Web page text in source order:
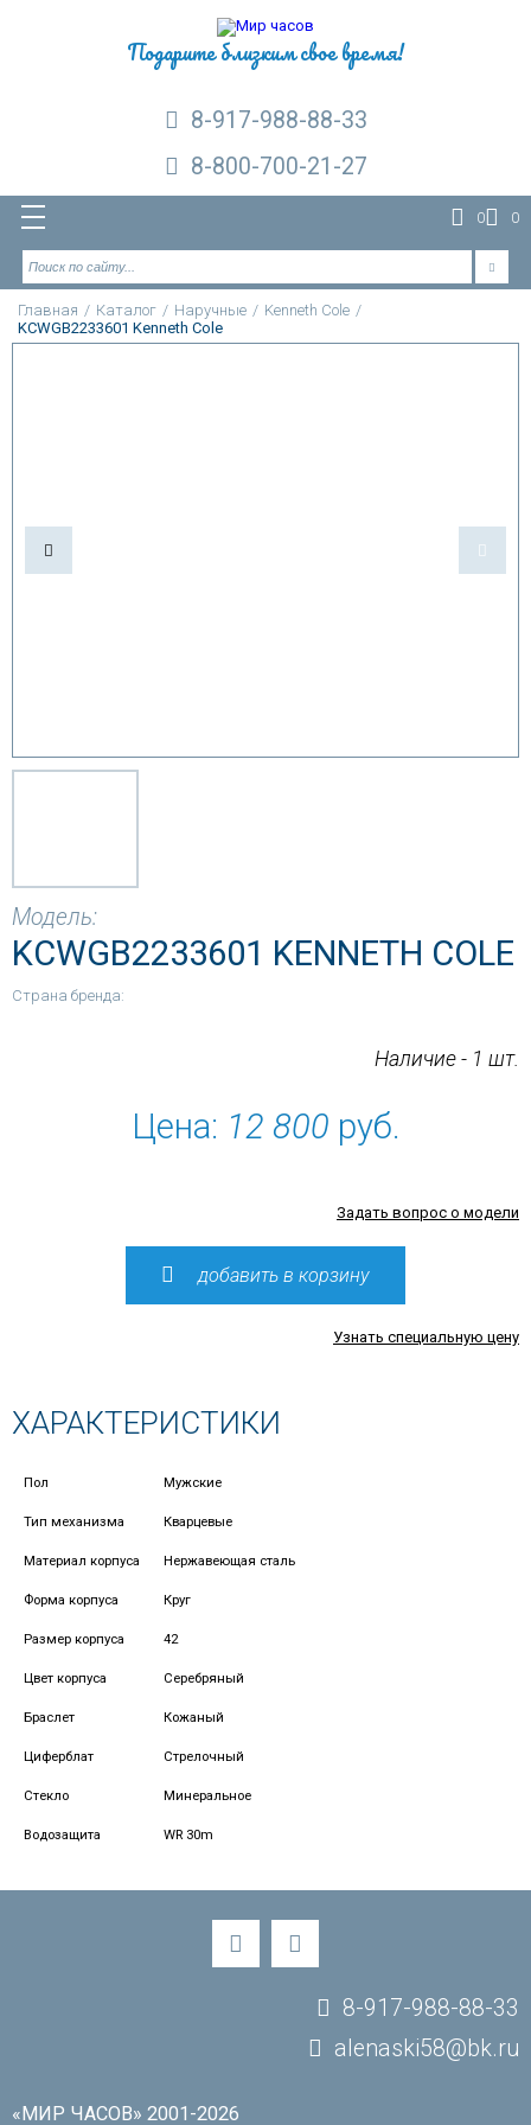
Подарите близким свое время!
8-917-988-88-33
8-800-700-21-27
0 0
Главная / Каталог / Наручные / Kenneth Cole /
KCWGB2233601 Kenneth Cole
Модель:
KCWGB2233601 KENNETH COLE
Страна бренда:
Наличие - 1 шт.
Цена: 12 800 руб.
Задать вопрос о модели
добавить в корзину
Узнать специальную цену
ХАРАКТЕРИСТИКИ
Пол Мужские
Тип механизма Кварцевые
Материал корпуса Нержавеющая сталь
Форма корпуса Круг
Размер корпуса 42
Цвет корпуса Серебряный
Браслет Кожаный
Циферблат Стрелочный
Стекло Минеральное
Водозащита WR 30m
«МИР ЧАСОВ» 2001-2026
8-917-988-88-33
alenaski58@bk.ru